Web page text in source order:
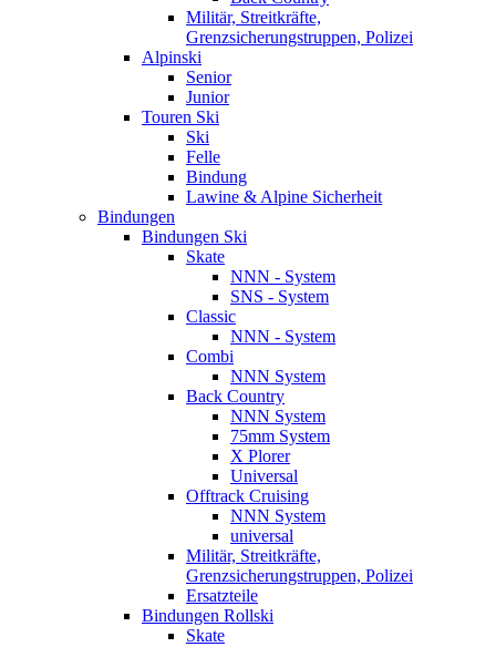
Militär, Streitkräfte,
Grenzsicherungstruppen, Polizei
Alpinski
Senior
Junior
Touren Ski
Ski
Felle
Bindung
Lawine & Alpine Sicherheit
Bindungen
Bindungen Ski
Skate
NNN - System
SNS - System
Classic
NNN - System
Combi
NNN System
Back Country
NNN System
75mm System
X Plorer
Universal
Offtrack Cruising
NNN System
universal
Militär, Streitkräfte,
Grenzsicherungstruppen, Polizei
Ersatzteile
Bindungen Rollski
Skate